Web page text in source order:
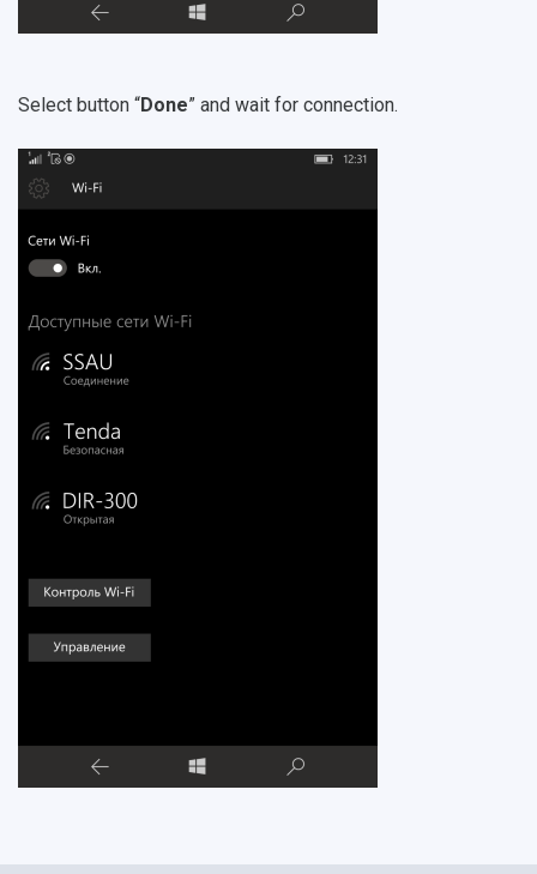
Select button “Done” and wait for connection.